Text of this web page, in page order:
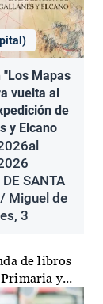
"Los Mapas
vuelta al
de
y Elcano
al
SANTA
Miguel de
3
de libros
y...